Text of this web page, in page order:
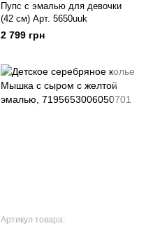
Пупс с эмалью для девочки
(42 см) Арт. 5650uuk
2 799 грн
Артикул товара: